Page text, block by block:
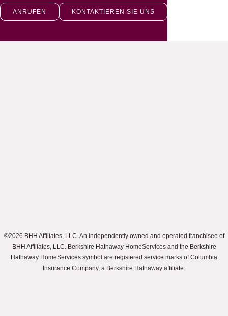
ANRUFEN KONTAKTIEREN SIE UNS
©2026 BHH Affiliates, LLC. An independently owned and operated franchisee of
BHH Affiliates, LLC. Berkshire Hathaway HomeServices and the Berkshire
Hathaway HomeServices symbol are registered service marks of Columbia
Insurance Company, a Berkshire Hathaway affiliate.